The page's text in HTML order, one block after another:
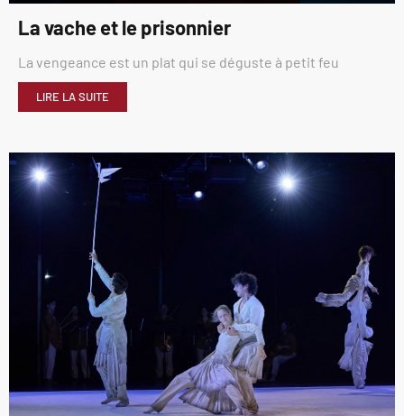
La vache et le prisonnier
La vengeance est un plat qui se déguste à petit feu
LIRE LA SUITE